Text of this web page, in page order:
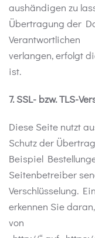
aushändigen zu
Übertragung der
Verantwortlichen
verlangen, erfolgt
ist.
7. SSL- bzw. TLS-
Diese Seite nutzt
Schutz der
Beispiel
Seitenbetreiber
Verschlüsselung.
erkennen Sie
von